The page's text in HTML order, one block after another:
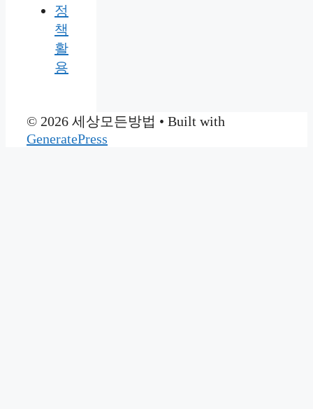
정
책
활
용
© 2026 세상모든방법 • Built with
GeneratePress